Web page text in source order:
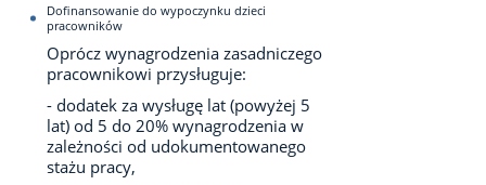
Dofinansowanie do wypoczynku dzieci
pracowników
Oprócz wynagrodzenia zasadniczego
pracownikowi przysługuje:
- dodatek za wysługę lat (powyżej 5
lat) od 5 do 20% wynagrodzenia w
zależności od udokumentowanego
stażu pracy,